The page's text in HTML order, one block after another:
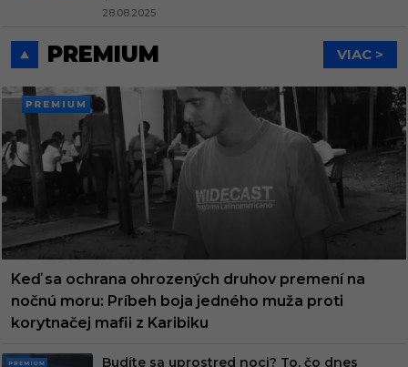
28.08.2025
PREMIUM VIAC >
PREMI
UM
Keď sa ochrana ohrozených druhov premení na
nočnú moru: Príbeh boja jedného muža proti
korytnačej mafii z Karibiku
Budíte sa uprostred noci? To, čo dnes